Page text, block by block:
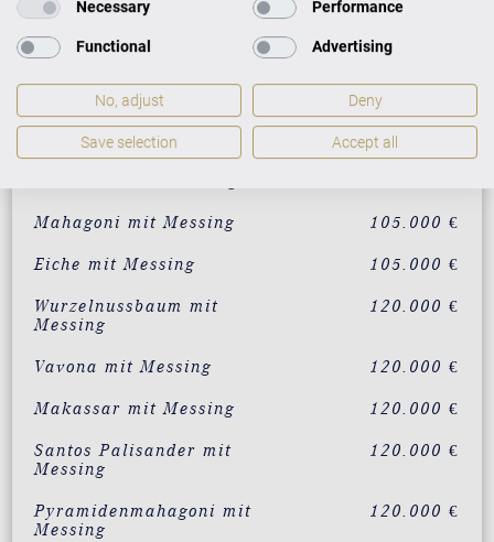
Schwarz mit Messing
RAL-Farben
Weiß mit Messing 95.000 €
Mahagoni mit Messing 105.000 €
Eiche mit Messing 105.000 €
Wurzelnussbaum mit
Messing
120.000 €
Vavona mit Messing 120.000 €
Makassar mit Messing 120.000 €
Santos Palisander mit
Messing
120.000 €
Pyramidenmahagoni mit
Messing
120.000 €
Necessary Performance
Functional Advertising
No, adjust Deny
Save selection Accept all